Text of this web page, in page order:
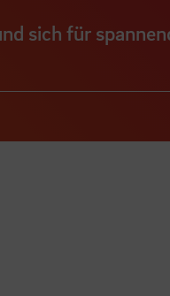
sich für